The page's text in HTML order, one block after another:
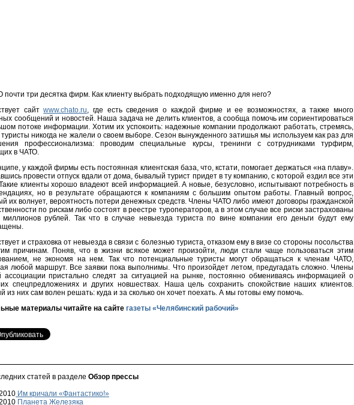
почти три десятка фирм. Как клиенту выбрать подходящую именно для него?
сайтwww.chato.ru, где есть сведения о каждой фирме и ее возможностях, а также много
сообщений и новостей. Наша задача не делить клиентов, а сообща помочь им сориентироваться
потоке информации. Хотим их успокоить: надежные компании продолжают работать, стремясь,
никогда не жалели о своем выборе. Сезон вынужденного затишья мы используем как раз для
профессионализма: проводим специальные курсы, тренинги с сотрудниками турфирм,
в ЧАТО.
у каждой фирмы есть постоянная клиентская база, что, кстати, помогает держаться «на плаву».
провести отпуск вдали от дома, бывалый турист придет в ту компанию, с которой ездил все эти
клиенты хорошо владеют всей информацией. А новые, безусловно, испытывают потребность в
но в результате обращаются к компаниям с большим опытом работы. Главный вопрос,
их волнует, вероятность потери денежных средств. Члены ЧАТО либо имеют договоры гражданской
по рискам либо состоят в реестре туроператоров, а в этом случае все риски застрахованы
рублей. Так что в случае невыезда туриста по вине компании его деньги будут ему
и страховка от невыезда в связи с болезнью туриста, отказом ему в визе со стороны посольства
причинам. Поняв, что в жизни всякое может произойти, люди стали чаще пользоваться этим
не экономя на нем. Так что потенциальные туристы могут обращаться к членам ЧАТО,
любой маршрут. Все заявки пока выполнимы. Что произойдет летом, предугадать сложно. Члены
ассоциации пристально следят за ситуацией на рынке, постоянно обмениваясь информацией о
спецпредложениях и других новшествах. Наша цель сохранить спокойствие наших клиентов.
из них сам волен решать: куда и за сколько он хочет поехать. А мы готовы ему помочь.
материалы читайте на сайте газеты «Челябинский рабочий»
статей в разделе Обзор прессы
Им кричали «Фантастико!»
Планета Железяка